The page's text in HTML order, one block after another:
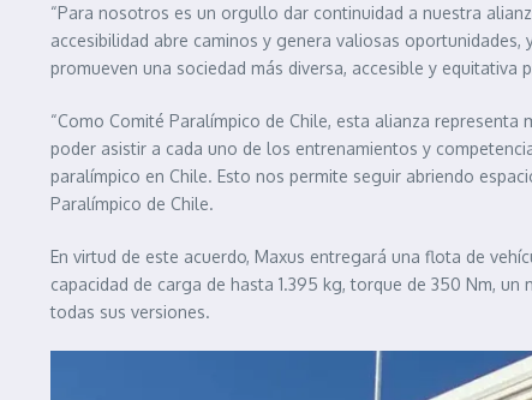
“Para nosotros es un orgullo dar continuidad a nuestra
accesibilidad abre caminos y genera valiosas
promueven una sociedad más diversa, accesible y equitativa
“Como Comité Paralímpico de Chile, esta alianza
poder asistir a cada uno de los entrenamientos y
paralímpico en Chile. Esto nos permite seguir abriendo
Paralímpico de Chile.
En virtud de este acuerdo, Maxus entregará una flota de
capacidad de carga de hasta 1.395 kg, torque de 350 Nm,
todas sus versiones.